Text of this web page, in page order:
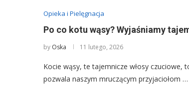
Opieka i Pielęgnacja
Po co kotu wąsy? Wyjaśniamy
by Oska 11 lutego, 2026
Kocie wąsy, te tajemnicze włosy
pozwala naszym mruczącym przyjaciołom …